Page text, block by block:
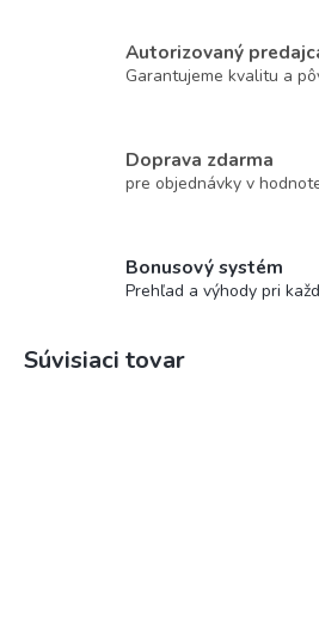
Autorizovaný
Garantujeme kvalitu a
Doprava zdarma
pre objednávky v
Bonusový systém
Prehľad a výhody pri
Súvisiaci tovar